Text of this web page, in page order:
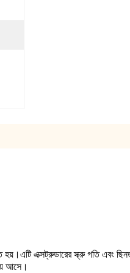
হয়।এটি এক্সট্রুডারের স্ক্রু গতি এবং
আসে।